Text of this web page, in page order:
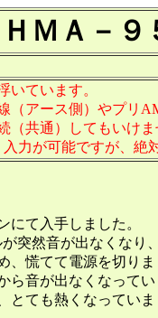
ＨＭＡ－
ています。
ス側）やプリ
）してもいけませ
が可能ですが、絶対
にて入手しました。
突然音が出なくなり
、慌てて電源を切り
ら音が出なくなって
とても熱くなってい